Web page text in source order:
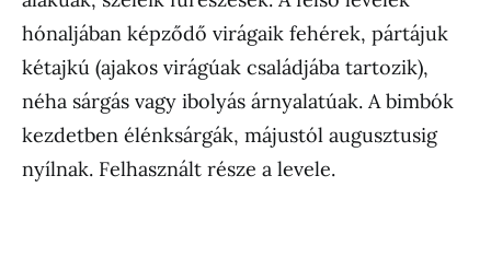
hónaljában képződő virágaik fehérek, pártájuk
kétajkú (ajakos virágúak családjába tartozik),
néha sárgás vagy ibolyás árnyalatúak. A bimbók
kezdetben élénksárgák, májustól augusztusig
nyílnak. Felhasznált része a levele.